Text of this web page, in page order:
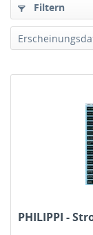
Filtern
PHILIPPI -